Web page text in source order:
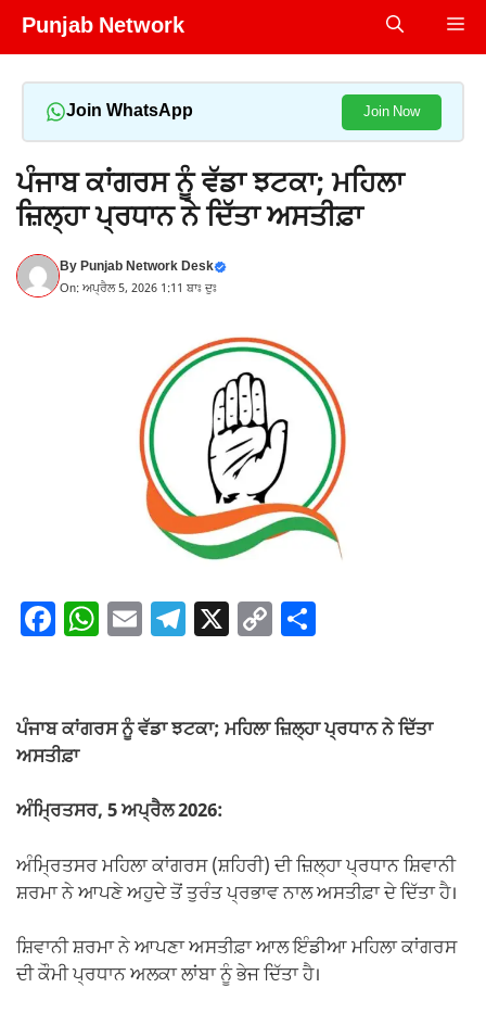
Skip
Punjab Network
Join WhatsApp Join Now
ਪੰਜਾਬ ਕਾਂਗਰਸ ਨੂੰ ਵੱਡਾ ਝਟਕਾ; ਮਹਿਲਾ
ਜ਼ਿਲ੍ਹਾ ਪ੍ਰਧਾਨ ਨੇ ਦਿੱਤਾ ਅਸਤੀਫ਼ਾ
ByPunjab Network Desk
On: ਅਪ੍ਰੈਲ 5, 2026 1:11 ਬਾਃ ਦੁਃ
F
e
b
o
o
k
W
s
p
p
E T
gr
m
X C
y e
ਪੰਜਾਬ ਕਾਂਗਰਸ ਨੂੰ ਵੱਡਾ ਝਟਕਾ; ਮਹਿਲਾ ਜ਼ਿਲ੍ਹਾ ਪ੍ਰਧਾਨ ਨੇ ਦਿੱਤਾ
ਅਸਤੀਫ਼ਾ
ਅੰਮ੍ਰਿਤਸਰ, 5 ਅਪ੍ਰੈਲ 2026:
ਅੰਮ੍ਰਿਤਸਰ ਮਹਿਲਾ ਕਾਂਗਰਸ (ਸ਼ਹਿਰੀ) ਦੀ ਜ਼ਿਲ੍ਹਾ ਪ੍ਰਧਾਨ ਸ਼ਿਵਾਨੀ
ਸ਼ਰਮਾ ਨੇ ਆਪਣੇ ਅਹੁਦੇ ਤੋਂ ਤੁਰੰਤ ਪ੍ਰਭਾਵ ਨਾਲ ਅਸਤੀਫ਼ਾ ਦੇ ਦਿੱਤਾ ਹੈ।
ਸ਼ਿਵਾਨੀ ਸ਼ਰਮਾ ਨੇ ਆਪਣਾ ਅਸਤੀਫ਼ਾ ਆਲ ਇੰਡੀਆ ਮਹਿਲਾ ਕਾਂਗਰਸ
ਦੀ ਕੌਮੀ ਪ੍ਰਧਾਨ ਅਲਕਾ ਲਾਂਬਾ ਨੂੰ ਭੇਜ ਦਿੱਤਾ ਹੈ।